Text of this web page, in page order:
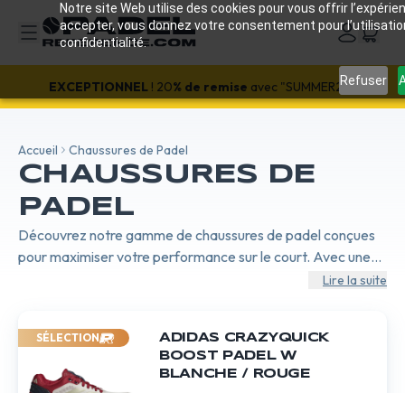
Notre site Web utilise des cookies pour vous offrir
accepter, vous donnez votre consentement pour
confidentialité.
Refuser
EXCEPTIONNEL! 20% de remise avec "SUMMER20"
Accueil Chaussures de Padel
CHAUSSURES DE
PADEL
Découvrez notre gamme de chaussures de padel conçues
pour maximiser votre performance sur le court. Avec une
attention particulière portée à la stabilité, au confort et à la
niveaux de jeu, elles assurent une excellente adhérence sur
toutes les surfaces.
Lire la suite
SÉLECTION
ADIDAS CRAZYQUICK
BOOST PADEL W
BLANCHE / ROUGE